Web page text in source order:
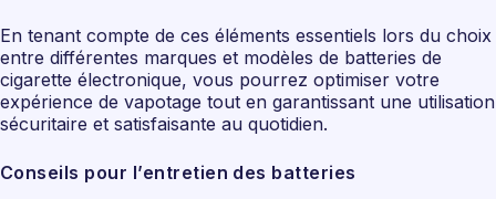
En tenant compte de ces éléments essentiels lors du choix
entre différentes marques et modèles de batteries de
cigarette électronique, vous pourrez optimiser votre
expérience de vapotage tout en garantissant une utilisation
sécuritaire et satisfaisante au quotidien.
Conseils pour l’entretien des batteries